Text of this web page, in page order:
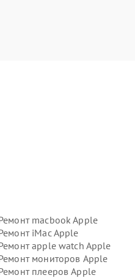
macbook Apple
iMac Apple
apple watch Apple
мониторов Apple
плееров Apple